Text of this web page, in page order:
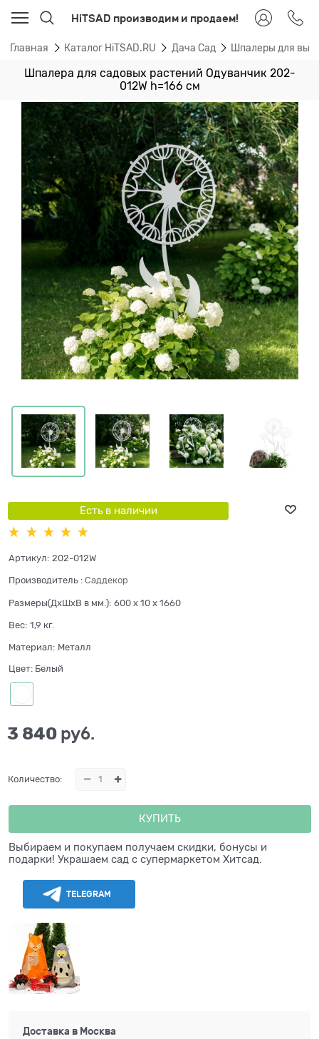
HiTSAD производим и продаем!
Главная Каталог HiTSAD.RU Дача Сад Шпалеры для
Шпалера для садовых растений Одуванчик 202-
012W h=166 см
Есть в наличии
Артикул: 202-012W
Производитель : Саддекор
Размеры(ДхШхВ в мм.): 600 x 10 x 1660
Вес: 1,9 кг.
Материал: Металл
Цвет: Белый
3 840 руб.
Количество:
КУПИТЬ
Выбираем и покупаем получаем скидки, бонусы и
подарки! Украшаем сад с супермаркетом Хитсад.
TELEGRAM
Доставка в Москва